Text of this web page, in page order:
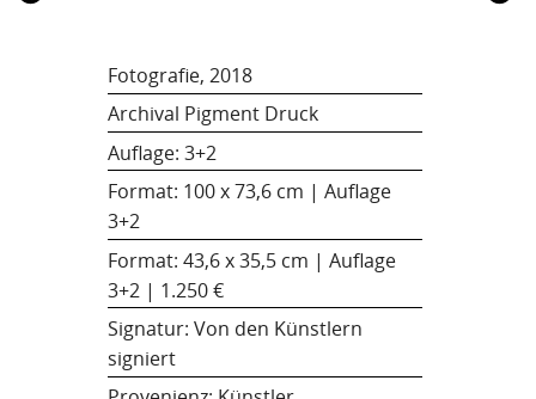
Fotografie, 2018
Archival Pigment Druck
Auflage: 3+2
Format: 100 x 73,6 cm | Auflage
3+2
Format: 43,6 x 35,5 cm | Auflage
3+2 | 1.250 €
Signatur: Von den Künstlern
signiert